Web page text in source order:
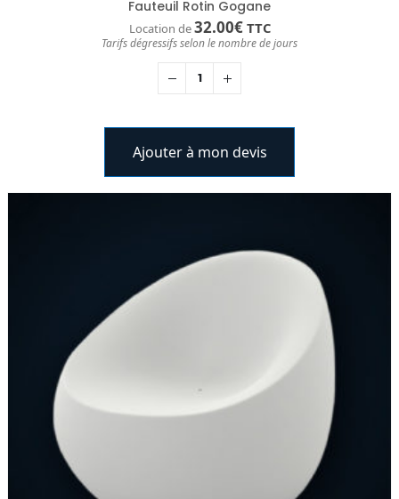
Fauteuil Rotin Gogane
Location de32.00€ TTC
Tarifs dégressifs selon le nombre de jours
Ajouter à mon devis